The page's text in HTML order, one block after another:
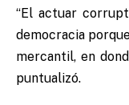
“El actuar
democracia
mercantil, en
puntualizó.